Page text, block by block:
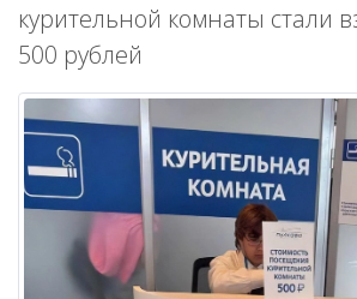
курительной комнаты стали
500 рублей